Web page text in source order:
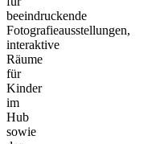
beeindruckende
Fotografieausstellungen,
interaktive
Räume
für
Kinder
im
Hub
sowie